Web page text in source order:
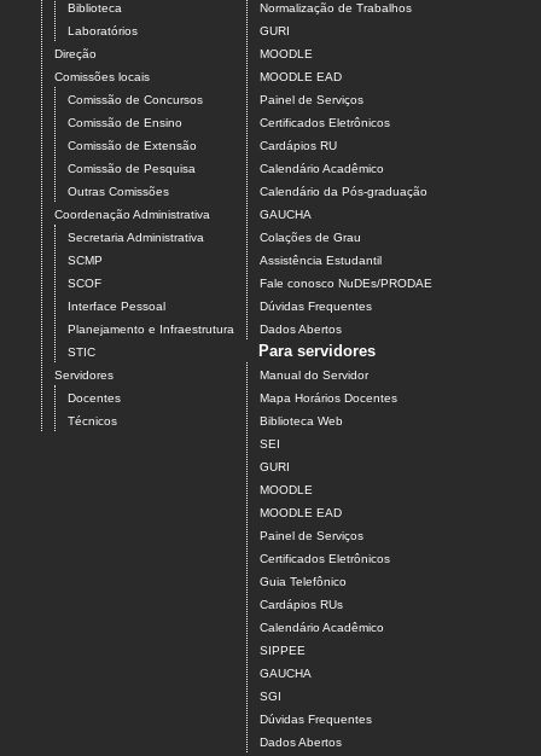
Biblioteca
Laboratórios
Direção
Comissões locais
Comissão de Concursos
Comissão de Ensino
Comissão de Extensão
Comissão de Pesquisa
Outras Comissões
Coordenação Administrativa
Secretaria Administrativa
SCMP
SCOF
Interface Pessoal
Planejamento e Infraestrutura
STIC
Servidores
Docentes
Técnicos
Normalização de Trabalhos
GURI
MOODLE
MOODLE EAD
Painel de Serviços
Certificados Eletrônicos
Cardápios RU
Calendário Acadêmico
Calendário da Pós-graduação
GAUCHA
Colações de Grau
Assistência Estudantil
Fale conosco NuDEs/PRODAE
Dúvidas Frequentes
Dados Abertos
Para servidores
Manual do Servidor
Mapa Horários Docentes
Biblioteca Web
SEI
GURI
MOODLE
MOODLE EAD
Painel de Serviços
Certificados Eletrônicos
Guia Telefônico
Cardápios RUs
Calendário Acadêmico
SIPPEE
GAUCHA
SGI
Dúvidas Frequentes
Dados Abertos